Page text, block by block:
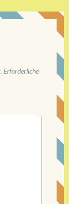
Erforderliche